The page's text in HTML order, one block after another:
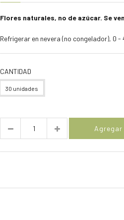
Flores naturales, no de azúcar. Se
Refrigerar en nevera (no congelador), 0 -
CANTIDAD
30 unidades